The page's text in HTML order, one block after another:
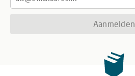
Aanmelden